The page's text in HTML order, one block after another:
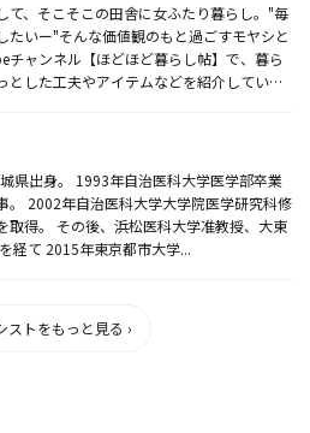
て、そこそこの田舎に女ふたり暮らし。"毎
たいー"そんな価値観のもと過ごすモヤシと
チャンネル【ほどほど暮らし帖】で、暮ら
とした工夫やアイテムなどを紹介していま
県出身。 1993年自治医科大学医学部卒業
。 2002年自治医科大学大学院医学研究科修
取得。 その後、浜松医科大学准教授、大東
経て 2015年東京都市大学...
ストをもっと見る ›